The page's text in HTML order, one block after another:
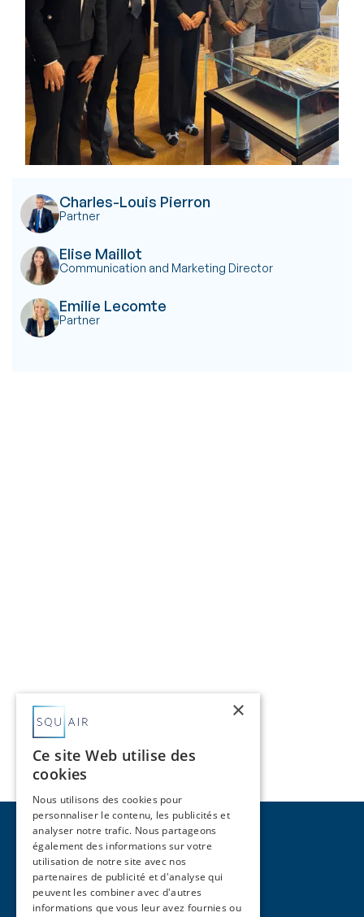
Charles-Louis Pierron
Partner
Elise Maillot
Communication and Marketing Director
Emilie Lecomte
Partner
Pages
×
Ce site Web utilise des
cookies
Nous utilisons des cookies pour
personnaliser le contenu, les publicités et
analyser notre trafic. Nous partageons
également des informations sur votre
utilisation de notre site avec nos
partenaires de publicité et d'analyse qui
peuvent les combiner avec d'autres
informations que vous leur avez fournies ou